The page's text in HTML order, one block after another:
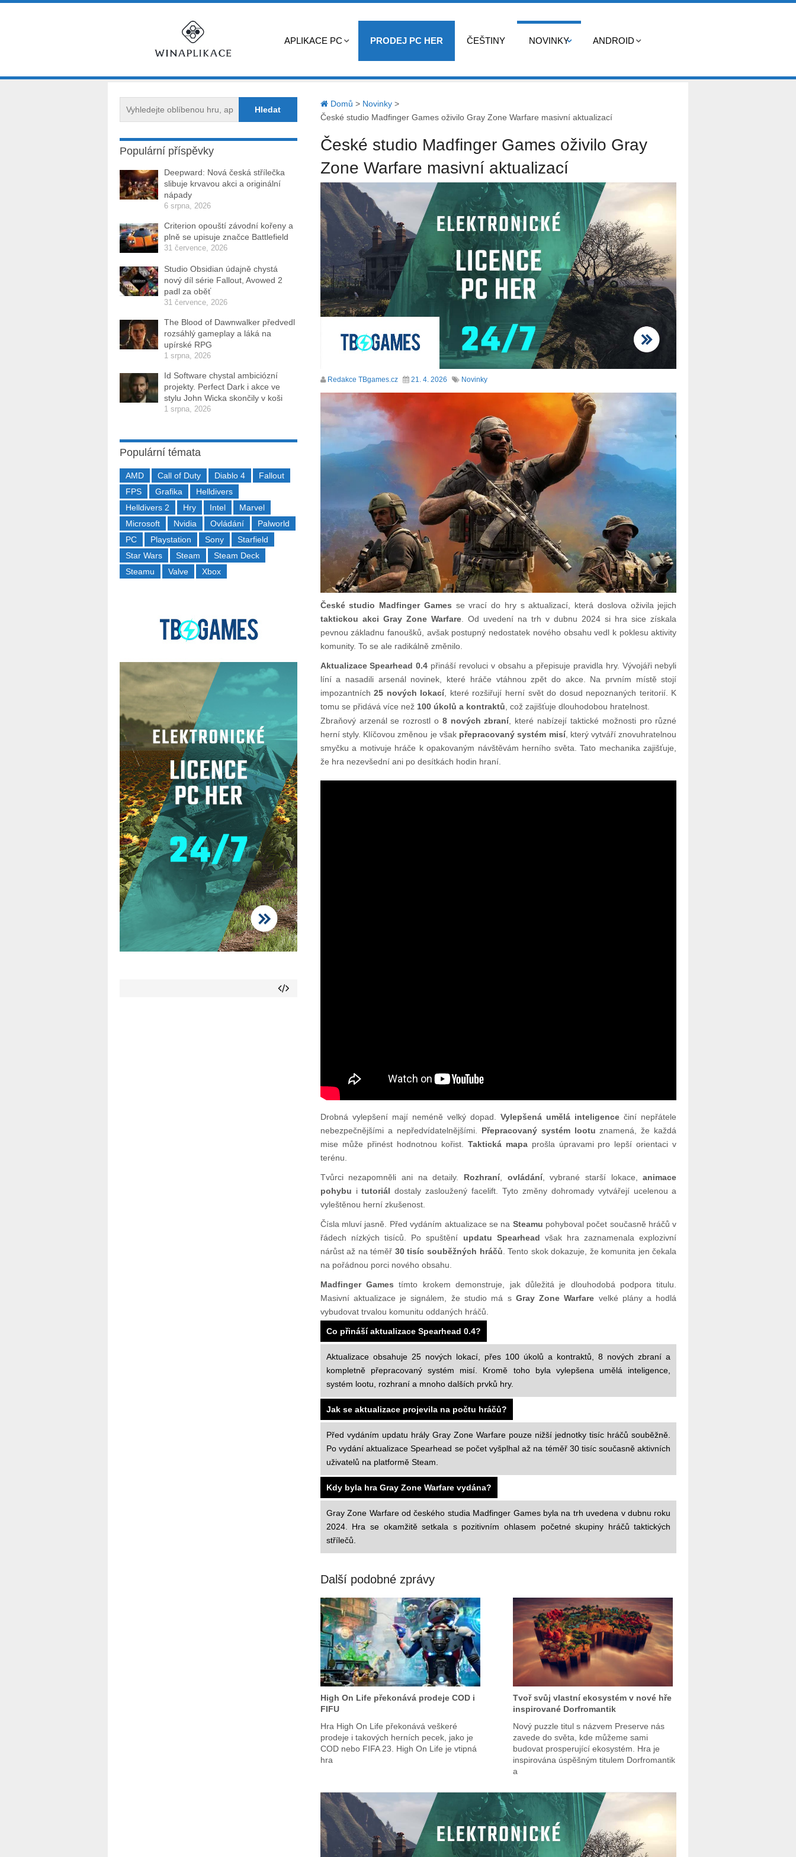
APLIKACE PC PRODEJ PC HER ČEŠTINY NOVINKY ANDROID
Domů > Novinky>
České studio Madfinger Games oživilo Gray Zone Warfare masivní aktualizací
České studio Madfinger Games oživilo Gray
Zone Warfare masivní aktualizací
Redakce TBgames.cz 21. 4. 2026 Novinky
České studio Madfinger Games se vrací do hry s aktualizací, která doslova oživila jejich
taktickou akci Gray Zone Warfare. Od uvedení na trh v dubnu 2024 si hra sice získala
pevnou základnu fanoušků, avšak postupný nedostatek nového obsahu vedl k poklesu aktivity
komunity. To se ale radikálně změnilo.
Aktualizace Spearhead 0.4 přináší revoluci v obsahu a přepisuje pravidla hry. Vývojáři nebyli
líní a nasadili arsenál novinek, které hráče vtáhnou zpět do akce. Na prvním místě stojí
impozantních25 nových lokací, které rozšiřují herní svět do dosud nepoznaných teritorií. K
tomu se přidává více než 100 úkolů a kontraktů, což zajišťuje dlouhodobou hratelnost.
Zbraňový arzenál se rozrostl o 8 nových zbraní, které nabízejí taktické možnosti pro různé
herní styly. Klíčovou změnou je však přepracovaný systém misí, který vytváří znovuhratelnou
smyčku a motivuje hráče k opakovaným návštěvám herního světa. Tato mechanika zajišťuje,
že hra nezevšední ani po desítkách hodin hraní.
Drobná vylepšení mají neméně velký dopad.Vylepšená umělá inteligence činí nepřátele
nebezpečnějšími a nepředvídatelnějšími. Přepracovaný systém lootu znamená, že každá
mise může přinést hodnotnou kořist. Taktická mapaprošla úpravami pro lepší orientaci v
terénu.
Tvůrci nezapomněli ani na detaily. Rozhraní, ovládání, vybrané starší lokace,animace
pohybu itutoriál dostaly zasloužený facelift. Tyto změny dohromady vytvářejí ucelenou a
vyleštěnou herní zkušenost.
Čísla mluví jasně. Před vydáním aktualizace se na Steamu pohyboval počet současně hráčů v
řádech nízkých tisíců. Po spuštění updatu Spearhead však hra zaznamenala explozivní
nárůst až na téměř 30 tisíc souběžných hráčů. Tento skok dokazuje, že komunita jen čekala
na pořádnou porci nového obsahu.
Madfinger Games tímto krokem demonstruje, jak důležitá je dlouhodobá podpora titulu.
Masivní aktualizace je signálem, že studio má s Gray Zone Warfare velké plány a hodlá
vybudovat trvalou komunitu oddaných hráčů.
Co přináší aktualizace Spearhead 0.4?
Aktualizace obsahuje 25 nových lokací, přes 100 úkolů a kontraktů, 8 nových zbraní a
kompletně přepracovaný systém misí. Kromě toho byla vylepšena umělá inteligence,
systém lootu, rozhraní a mnoho dalších prvků hry.
Jak se aktualizace projevila na počtu hráčů?
Před vydáním updatu hrály Gray Zone Warfare pouze nižší jednotky tisíc hráčů souběžně.
Po vydání aktualizace Spearhead se počet vyšplhal až na téměř 30 tisíc současně aktivních
uživatelů na platformě Steam.
Kdy byla hra Gray Zone Warfare vydána?
Gray Zone Warfare od českého studia Madfinger Games byla na trh uvedena v dubnu roku
2024. Hra se okamžitě setkala s pozitivním ohlasem početné skupiny hráčů taktických
střílečů.
Další podobné zprávy
High On Life překonává prodeje COD i
FIFU
Hra High On Life překonává veškeré
prodeje i takových herních pecek, jako je
COD nebo FIFA 23. High On Life je vtipná
hra
Tvoř svůj vlastní ekosystém v nové hře
inspirované Dorfromantik
Nový puzzle titul s názvem Preserve nás
zavede do světa, kde můžeme sami
budovat prosperující ekosystém. Hra je
inspirována úspěšným titulem Dorfromantik
a
Populární příspěvky
Deepward: Nová česká střílečka
slibuje krvavou akci a originální
nápady
6 srpna, 2026
Criterion opouští závodní kořeny a
plně se upisuje značce Battlefield
31 července, 2026
Studio Obsidian údajně chystá
nový díl série Fallout, Avowed 2
padl za oběť
31 července, 2026
The Blood of Dawnwalker předvedl
rozsáhlý gameplay a láká na
upírské RPG
1 srpna, 2026
Id Software chystal ambiciózní
projekty. Perfect Dark i akce ve
stylu John Wicka skončily v koši
1 srpna, 2026
Populární témata
AMD Call of Duty Diablo 4
Fallout
FPS
Grafika
Helldivers
Helldivers 2
Hry Intel
Marvel
Microsoft
Nvidia Ovládání
Palworld
PC
Playstation Sony
Starfield
Star Wars
Steam
Steam Deck
Steamu
Valve Xbox